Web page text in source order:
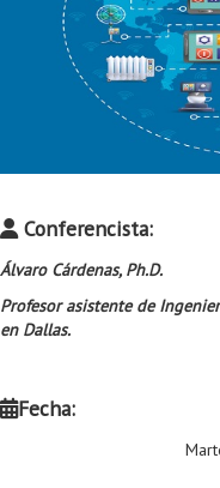
Conferencista:
Álvaro Cárdenas, Ph.D.
Profesor asistente de
en Dallas.
Fecha: